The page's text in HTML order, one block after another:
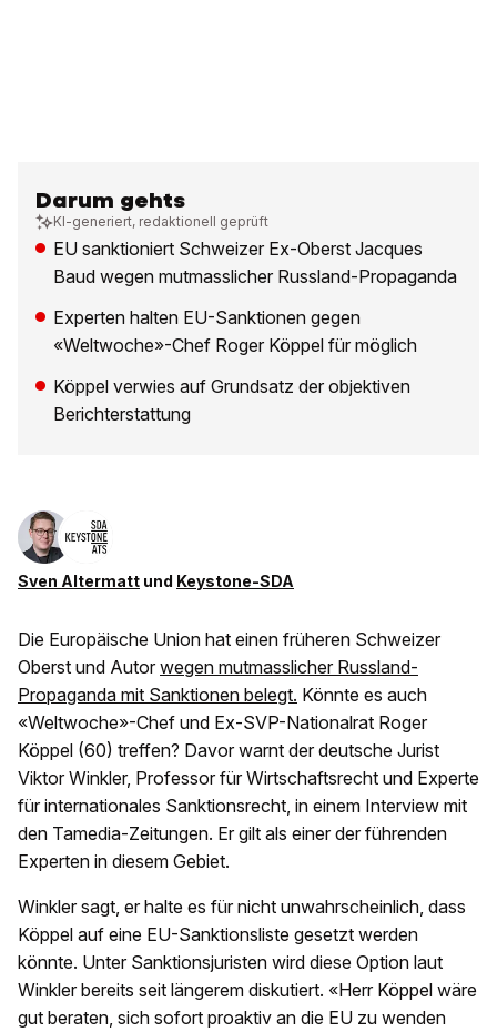
Darum gehts
KI-generiert, redaktionell geprüft
EU sanktioniert Schweizer Ex-Oberst Jacques
Baud wegen mutmasslicher Russland-Propaganda
Experten halten EU-Sanktionen gegen
«Weltwoche»-Chef Roger Köppel für möglich
Köppel verwies auf Grundsatz der objektiven
Berichterstattung
Sven Altermatt und Keystone-SDA
Die Europäische Union hat einen früheren Schweizer
Oberst und Autor wegen mutmasslicher Russland-
Propaganda mit Sanktionen belegt. Könnte es auch
«Weltwoche»-Chef und Ex-SVP-Nationalrat Roger
Köppel (60) treffen? Davor warnt der deutsche Jurist
Viktor Winkler, Professor für Wirtschaftsrecht und Experte
für internationales Sanktionsrecht, in einem Interview mit
den Tamedia-Zeitungen. Er gilt als einer der führenden
Experten in diesem Gebiet.
Winkler sagt, er halte es für nicht unwahrscheinlich, dass
Köppel auf eine EU-Sanktionsliste gesetzt werden
könnte. Unter Sanktionsjuristen wird diese Option laut
Winkler bereits seit längerem diskutiert. «Herr Köppel wäre
gut beraten, sich sofort proaktiv an die EU zu wenden